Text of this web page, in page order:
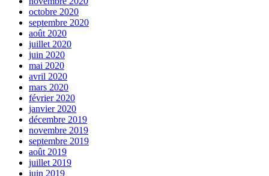
octobre 2020
septembre 2020
août 2020
juillet 2020
juin 2020
mai 2020
avril 2020
mars 2020
février 2020
janvier 2020
décembre 2019
novembre 2019
septembre 2019
août 2019
juillet 2019
juin 2019